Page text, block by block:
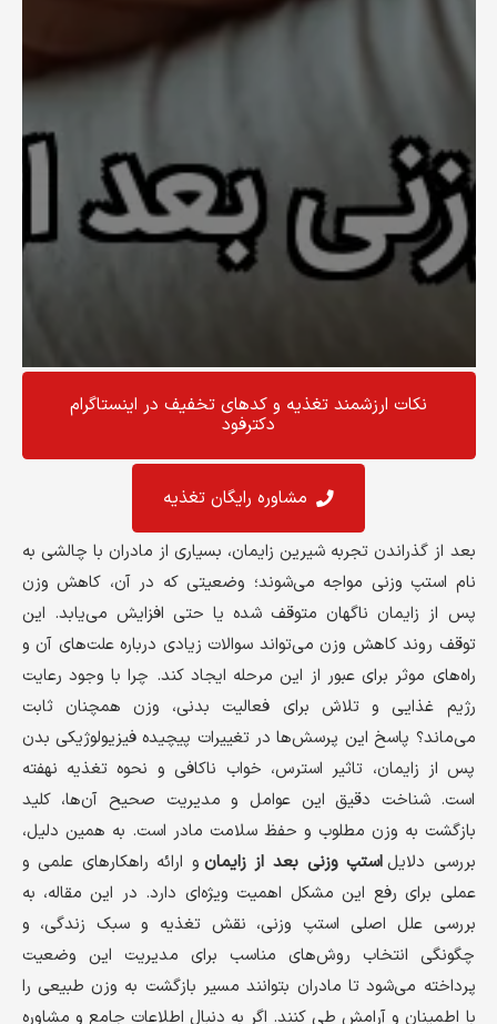
نکات ارزشمند تغذیه و کد‌های تخفیف در اینستاگرام
دکترفود
مشاوره رایگان تغذیه
بعد از گذراندن تجربه شیرین زایمان، بسیاری از مادران با چالشی به
نام استپ وزنی مواجه می‌شوند؛ وضعیتی که در آن، کاهش وزن
پس از زایمان ناگهان متوقف شده یا حتی افزایش می‌یابد. این
توقف روند کاهش وزن می‌تواند سوالات زیادی درباره علت‌های آن و
راه‌های موثر برای عبور از این مرحله ایجاد کند. چرا با وجود رعایت
رژیم غذایی و تلاش برای فعالیت بدنی، وزن همچنان ثابت
می‌ماند؟ پاسخ این پرسش‌ها در تغییرات پیچیده فیزیولوژیکی بدن
پس از زایمان، تاثیر استرس، خواب ناکافی و نحوه تغذیه نهفته
است. شناخت دقیق این عوامل و مدیریت صحیح آن‌ها، کلید
بازگشت به وزن مطلوب و حفظ سلامت مادر است. به همین دلیل،
بررسی دلایلاستپ وزنی بعد از زایمان و ارائه راهکارهای علمی و
عملی برای رفع این مشکل اهمیت ویژه‌ای دارد. در این مقاله، به
بررسی علل اصلی استپ وزنی، نقش تغذیه و سبک زندگی، و
چگونگی انتخاب روش‌های مناسب برای مدیریت این وضعیت
پرداخته می‌شود تا مادران بتوانند مسیر بازگشت به وزن طبیعی را
با اطمینان و آرامش طی کنند. اگر به دنبال اطلاعات جامع و مشاوره